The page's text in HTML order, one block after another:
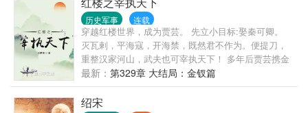
个叫做楚琰的男人是她沈天瑶此生渡不过的劫数。睿
敏如她，渡的过风口浪尖，渡的过死生轮回，却渡不
过他。 高高在上的翰景帝楚琰，他的一生有数不清的
女人，而沈天瑶却只能有他一个男人。
历史军事 连载
穿越红楼世界，成为贾芸。 先立小目标:娶秦可卿。
灭瓦剌，平海寇，开海禁，既然君不作为。便提刀，
重整汉家河山，武夫也可宰执天下！ 多年后贾芸携金
钗再回首，已是红楼王朝之传奇。
最新： 第329章 大结局：金钗篇
绍宋